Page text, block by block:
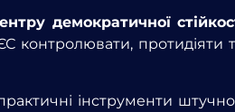
демократичної
контролювати, протидіяти
інструменти